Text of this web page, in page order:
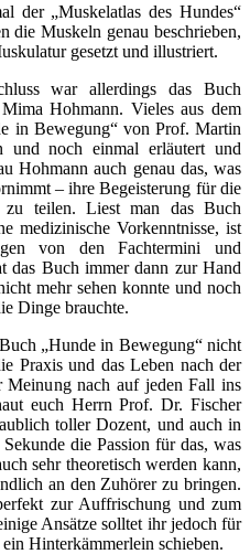
der „Muskelatlas des Hundes“
Muskeln genau beschrieben,
gesetzt und illustriert.
war allerdings das Buch
Hohmann. Vieles aus dem
in Bewegung“ von Prof. Martin
und noch einmal erläutert und
Hohmann auch genau das, was
– ihre Begeisterung für die
zu teilen. Liest man das Buch
medizinische Vorkenntnisse, ist
von den Fachtermini und
das Buch immer dann zur Hand
mehr sehen konnte und noch
Dinge brauchte.
„Hunde in Bewegung“ nicht
Praxis und das Leben nach der
Meinung nach auf jeden Fall ins
euch Herrn Prof. Dr. Fischer
toller Dozent, und auch in
die Passion für das, was
sehr theoretisch werden kann,
an den Zuhörer zu bringen.
zur Auffrischung und zum
Ansätze solltet ihr jedoch für
Hinterkämmerlein schieben.